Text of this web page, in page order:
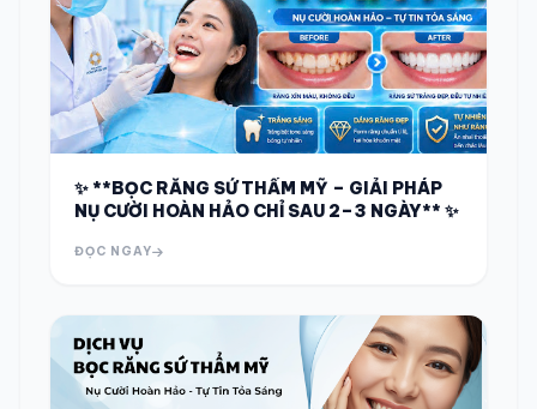
✨ **BỌC RĂNG SỨ THẨM MỸ – GIẢI PHÁP
NỤ CƯỜI HOÀN HẢO CHỈ SAU 2–3 NGÀY** ✨
ĐỌC NGAY